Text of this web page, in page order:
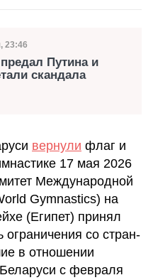
23:46
Путина и
скандала
вернули флаг и
17 мая 2026
Международной
Gymnastics) на
(Египет) принял
со стран-
в отношении
с февраля